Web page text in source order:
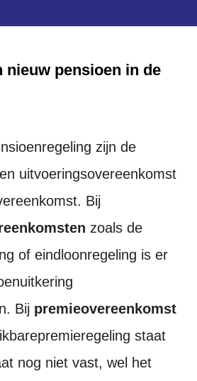
nieuw pensioen in de
zijn de
uitvoeringsovereenkomst
Bij
zoals de
of eindloonregeling is er
Bij premieovereenkomst
staat
nog niet vast, wel het